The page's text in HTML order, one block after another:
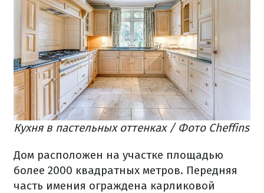
Кухня в пастельных оттенках / Фото Cheffins
Дом расположен на участке площадью
более 2000 квадратных метров. Передняя
часть имения ограждена карликовой